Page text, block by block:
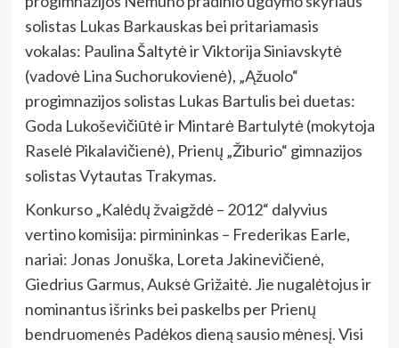
solistas Lukas Barkauskas bei pritariamasis
vokalas: Paulina Šaltytė ir Viktorija Siniavskytė
(vadovė Lina Suchorukovienė), „Ąžuolo“
progimnazijos solistas Lukas Bartulis bei duetas:
Goda Lukoševičiūtė ir Mintarė Bartulytė (mokytoja
Raselė Pikalavičienė), Prienų „Žiburio“ gimnazijos
solistas Vytautas Trakymas.
Konkurso „Kalėdų žvaigždė – 2012“ dalyvius
vertino komisija: pirmininkas – Frederikas Earle,
nariai: Jonas Jonuška, Loreta Jakinevičienė,
Giedrius Garmus, Auksė Grižaitė. Jie nugalėtojus ir
nominantus išrinks bei paskelbs per Prienų
bendruomenės Padėkos dieną sausio mėnesį. Visi